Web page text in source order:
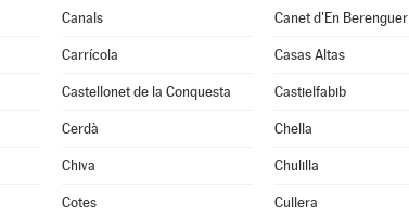
Canals Canet d'En Berenguer
Carrícola Casas Altas
Castellonet de la Conquesta Castielfabib
Cerdà Chella
Chiva Chulilla
Cotes Cullera